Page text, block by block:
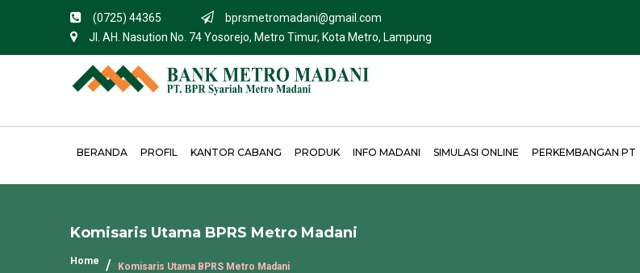
(0725) 44365
bprsmetromadani@gmail.com
Jl. AH. Nasution No. 74 Yosorejo, Metro Timur, Kota Metro, Lampung
BERANDA PROFIL KANTOR CABANG PRODUK INFO MADANI SIMULASI ONLINE PERKEMBANGAN PT
Komisaris Utama BPRS Metro Madani
Home Komisaris Utama BPRS Metro Madani